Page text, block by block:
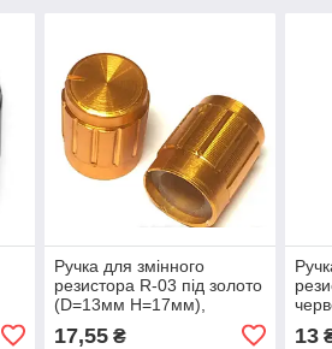
Ручка для змінного
резистора R-03 під золото
(D=13мм H=17мм),
17,55₴ 13